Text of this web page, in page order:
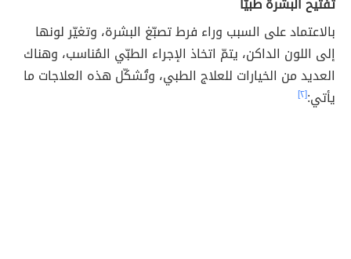
بالاعتماد على السبب وراء فرط تصبّغ البشرة، وتغيّر لونها
إلى اللون الداكن، يتمّ اتخاذ الإجراء الطبّي المُناسب، وهناك
العديد من الخيارات للعلاج الطبي، وتُشكّل هذه العلاجات ما
يأتي:[٢]